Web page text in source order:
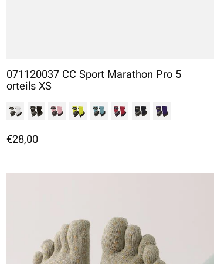
071120037 CC Sport Marathon Pro 5
orteils XS
€28,00